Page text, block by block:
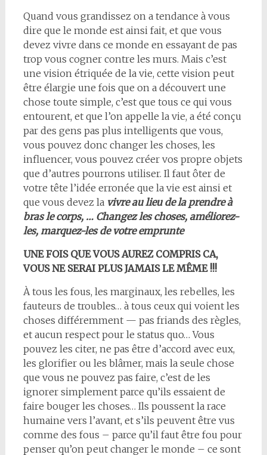
Quand vous grandissez on a tendance à vous
dire que le monde est ainsi fait, et que vous
devez vivre dans ce monde en essayant de pas
trop vous cogner contre les murs. Mais c’est
une vision étriquée de la vie, cette vision peut
être élargie une fois que on a découvert une
chose toute simple, c’est que tous ce qui vous
entourent, et que l’on appelle la vie, a été conçu
par des gens pas plus intelligents que vous,
vous pouvez donc changer les choses, les
influencer, vous pouvez créer vos propre objets
que d’autres pourrons utiliser. Il faut ôter de
votre tête l’idée erronée que la vie est ainsi et
que vous devez lavivre au lieu de la prendre à
bras le corps, … Changez les choses, améliorez-
les, marquez-les de votre emprunte
UNE FOIS QUE VOUS AUREZ COMPRIS CA,
VOUS NE SERAI PLUS JAMAIS LE MÊME !!!
À tous les fous, les marginaux, les rebelles, les
fauteurs de troubles… à tous ceux qui voient les
choses différemment — pas friands des règles,
et aucun respect pour le status quo… Vous
pouvez les citer, ne pas être d’accord avec eux,
les glorifier ou les blâmer, mais la seule chose
que vous ne pouvez pas faire, c’est de les
ignorer simplement parce qu’ils essaient de
faire bouger les choses… Ils poussent la race
humaine vers l’avant, et s’ils peuvent être vus
comme des fous – parce qu’il faut être fou pour
penser qu’on peut changer le monde – ce sont